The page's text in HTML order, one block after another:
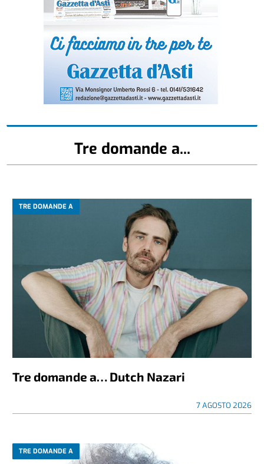
Tre domande a...
TRE DOMANDE A
Tre domande a… Dutch Nazari
7 AGOSTO 2026
TRE DOMANDE A